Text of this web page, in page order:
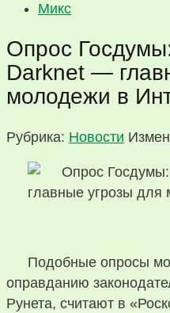
Микс
Опрос
Darknet —
молодежи в
Рубрика: Новости
Подобные опросы
оправданию
Рунета, считают в